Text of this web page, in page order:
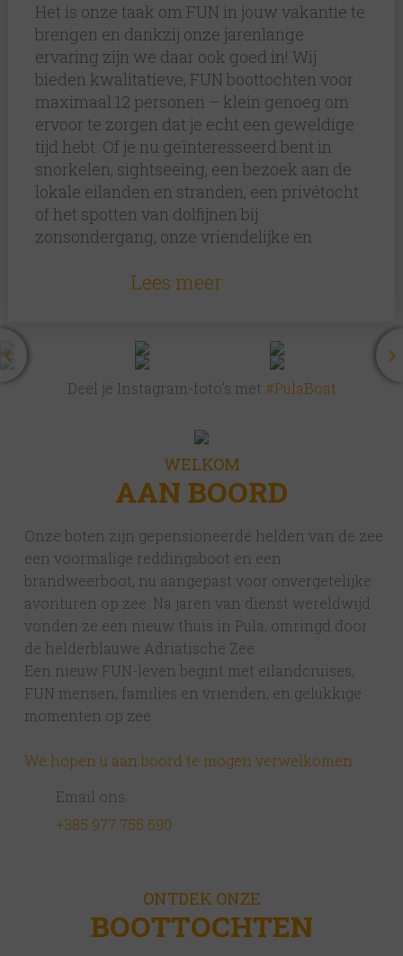
Het is onze taak om FUN in jouw vakantie te
brengen en dankzij onze jarenlange
ervaring zijn we daar ook goed in! Wij
bieden kwalitatieve, FUN boottochten voor
maximaal 12 personen – klein genoeg om
ervoor te zorgen dat je echt een geweldige
tijd hebt. Of je nu geïnteresseerd bent in
snorkelen, sightseeing, een bezoek aan de
lokale eilanden en stranden, een privétocht
of het spotten van dolfijnen bij
zonsondergang, onze vriendelijke en
op zee bent – of eronder. Daar zijn wij het
helemaal mee eens!
vakantie te ontspannen dan het werk aan
ons over te laten? Ben je op vakantie en wil
je elke nieuwe ervaring delen die onze zee
te bieden heeft? Een gezin dat prachtige
riffen wil snorkelen en verborgen baaien wil
ontdekken? Of misschien ben je met
vrienden en wil je een paar uur in het
paradijs doorbrengen, rond de eilanden
varen of gewoon gaan zwemmen vanaf de
boot. Of ben je een koppel op huwelijksreis
en wil je van dichtbij speelse dolfijnen zien
springen tegen de achtergrond van een
zonsondergang?
Bij ons kun je erop vertrouwen dat wij aan
jouw passie voor kwalitatieve, kleinschalige
boottochten zonder drukte kunnen voldoen
– boordevol FUN, zodat je misschien zelfs
De informatie op de onderstaande pagina’s
geeft je een goed beeld van de boottochten
Lees meer
Deel je Instagram-foto’s met #PulaBoat
WELKOM
AAN BOORD
Onze boten zijn gepensioneerde helden van de zee:
een voormalige reddingsboot en een
brandweerboot, nu aangepast voor onvergetelijke
avonturen op zee. Na jaren van dienst wereldwijd
vonden ze een nieuw thuis in Pula, omringd door
de helderblauwe Adriatische Zee.
Een nieuw FUN-leven begint met eilandcruises,
FUN mensen, families en vrienden, en gelukkige
momenten op zee.
We hopen u aan boord te mogen verwelkomen.
Email ons
+385 977 755 590
ONTDEK ONZE
BOOTTOCHTEN